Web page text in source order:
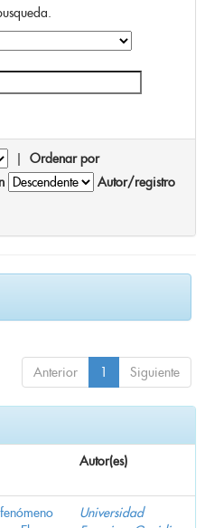
| Ordenar por
Autor/registro
Anterior 1 Siguiente
Autor(es)
Universidad